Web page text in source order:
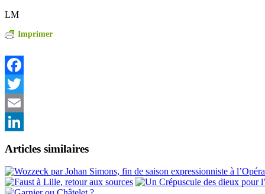
LM
Imprimer
Facebook
Twitter
Email
Articles similaires